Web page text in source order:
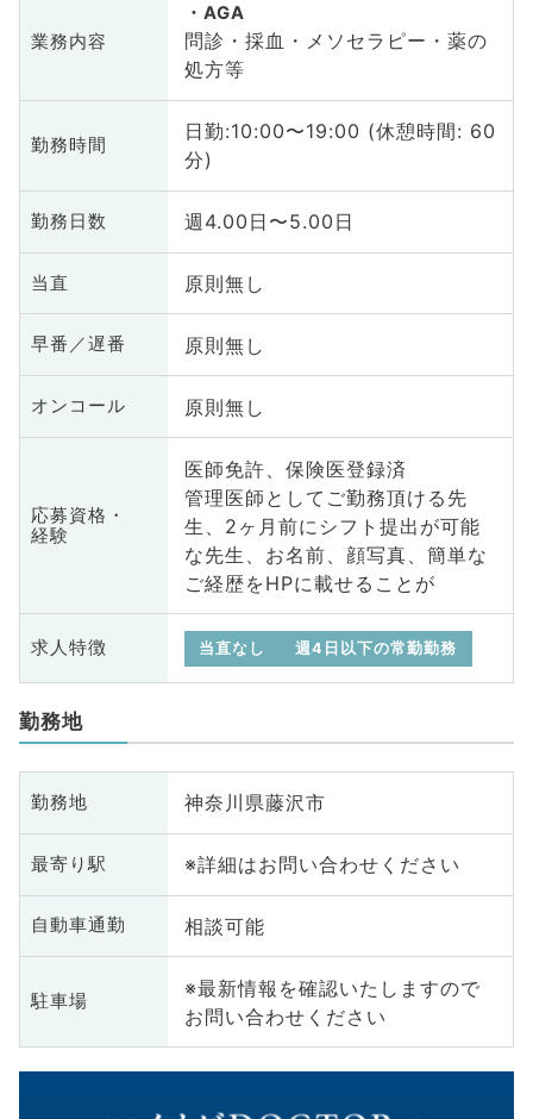
業務内容
AGA
問診・採血・メソセラピー・薬の
処方等
勤務時間
日勤:10:00〜19:00 (休憩時間: 60
分)
勤務日数 週4.00日〜5.00日
当直 原則無し
早番／遅番 原則無し
オンコール 原則無し
応募資格・
経験
医師免許、保険医登録済
管理医師としてご勤務頂ける先
生、2ヶ月前にシフト提出が可能
な先生、お名前、顔写真、簡単な
ご経歴をHPに載せることが
求人特徴 当直なし 週4日以下の常勤勤務
勤務地
勤務地 神奈川県藤沢市
最寄り駅 ※詳細はお問い合わせください
自動車通勤 相談可能
駐車場
※最新情報を確認いたしますので
お問い合わせください